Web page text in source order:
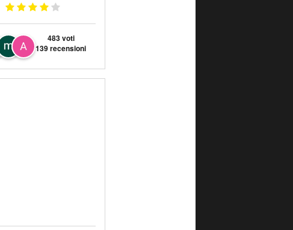
483 voti
139 recensioni